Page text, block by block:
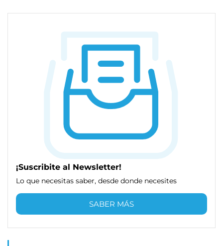
¡Suscribite al Newsletter!
Lo que necesitas saber, desde donde necesites
SABER MÁS